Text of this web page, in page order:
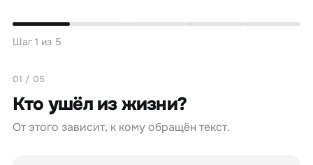
Шаг 1 из 5
01 / 05
Кто ушёл из жизни?
От этого зависит, к кому обращён текст.